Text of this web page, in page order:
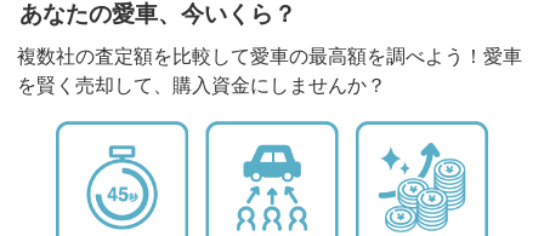
あなたの愛車、今いくら？
複数社の査定額を比較して愛車の最高額を調べよう！愛車
を賢く売却して、購入資金にしませんか？